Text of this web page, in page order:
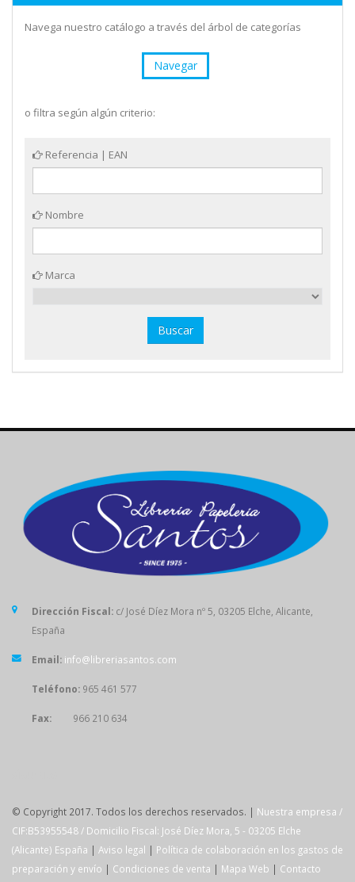
Navega nuestro catálogo a través del árbol de categorías
Navegar
o filtra según algún criterio:
Referencia | EAN
Nombre
Marca
Dirección Fiscal: c/ José Díez Mora nº 5, 03205 Elche, Alicante,
España
Email: info@libreriasantos.com
Teléfono: 965 461 577
Fax: 966 210 634
© Copyright 2017. Todos los derechos reservados. | Nuestra empresa /
CIF:B53955548 / Domicilio Fiscal: José Díez Mora, 5 - 03205 Elche
(Alicante) España | Aviso legal | Política de colaboración en los gastos de
preparación y envío | Condiciones de venta | Mapa Web | Contacto